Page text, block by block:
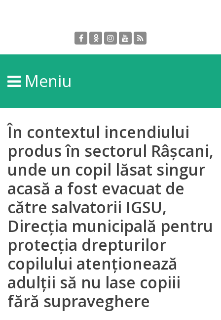
DGPDC
Informații
despre
Subdiviziuni/Servicii
Structura
Strategia
Orarul
audienței
Managementul
instituției
Planuri
Meniu
În contextul incendiului
produs în sectorul Râșcani,
unde un copil lăsat singur
acasă a fost evacuat de
către salvatorii IGSU,
Direcția municipală pentru
protecția drepturilor
copilului atenționează
adulții să nu lase copiii
fără supraveghere